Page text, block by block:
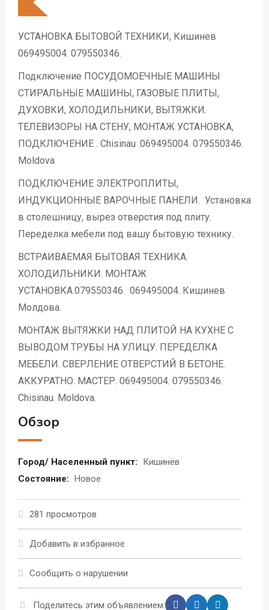
УСТАНОВКА БЫТОВОЙ ТЕХНИКИ, Кишинев
069495004. 079550346.
Подключение ПОСУДОМОЕЧНЫЕ МАШИНЫ
СТИРАЛЬНЫЕ МАШИНЫ, ГАЗОВЫЕ ПЛИТЫ,
ДУХОВКИ, ХОЛОДИЛЬНИКИ, ВЫТЯЖКИ.
ТЕЛЕВИЗОРЫ НА СТЕНУ, МОНТАЖ УСТАНОВКА,
ПОДКЛЮЧЕНИЕ . Chisinau .069495004. 079550346.
Moldova
ПОДКЛЮЧЕНИЕ ЭЛЕКТРОПЛИТЫ,
ИНДУКЦИОННЫЕ ВАРОЧНЫЕ ПАНЕЛИ. Установка
в столешницу, вырез отверстия под плиту.
Переделка мебели под вашу бытовую технику.
ВСТРАИВАЕМАЯ БЫТОВАЯ ТЕХНИКА.
ХОЛОДИЛЬНИКИ. МОНТАЖ
УСТАНОВКА.079550346. 069495004. Кишинев
Молдова.
МОНТАЖ ВЫТЯЖКИ НАД ПЛИТОЙ НА КУХНЕ С
ВЫВОДОМ ТРУБЫ НА УЛИЦУ. ПЕРЕДЕЛКА
МЕБЕЛИ. СВЕРЛЕНИЕ ОТВЕРСТИЙ В БЕТОНЕ.
АККУРАТНО. МАСТЕР. 069495004. 079550346.
Chisinau. Moldova.
Обзор
Город/ Населенный пункт:
Кишинёв
Состояние: Новое
281 просмотров
Добавить в избранное
Сообщить о нарушении
Поделитесь этим объявлением: